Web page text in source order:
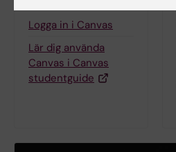
Logga in i Canvas
Lär dig använda
Canvas i Canvas
studentguide